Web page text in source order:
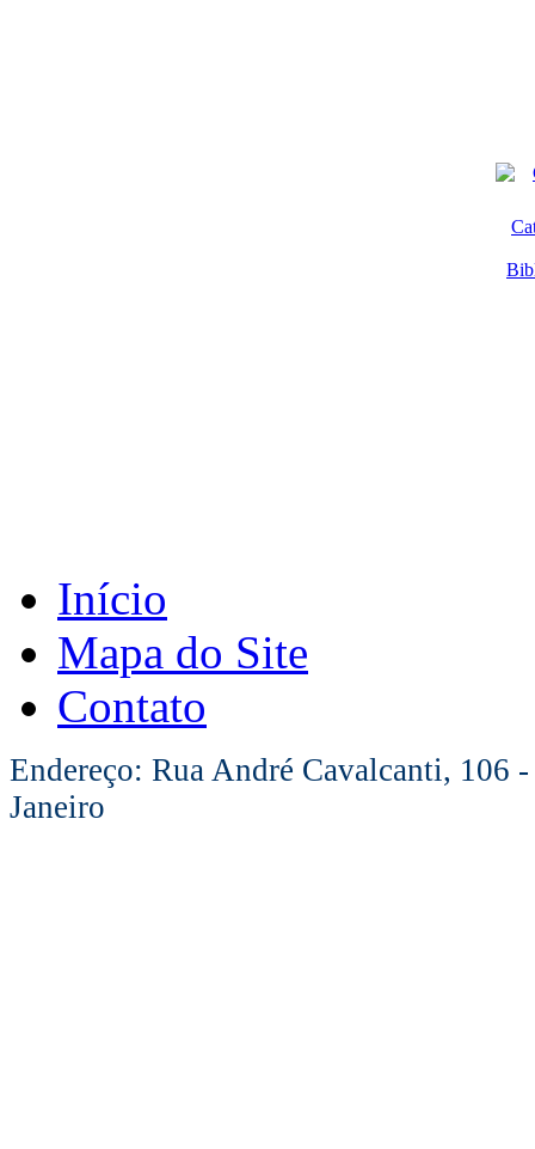
Início
Mapa do Site
Contato
Endereço: Rua André Cavalcanti, 106
Janeiro